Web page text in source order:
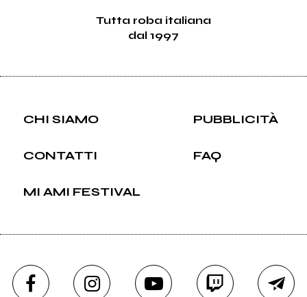
Tutta roba italiana
dal 1997
CHI SIAMO PUBBLICITÀ
CONTATTI FAQ
MI AMI FESTIVAL